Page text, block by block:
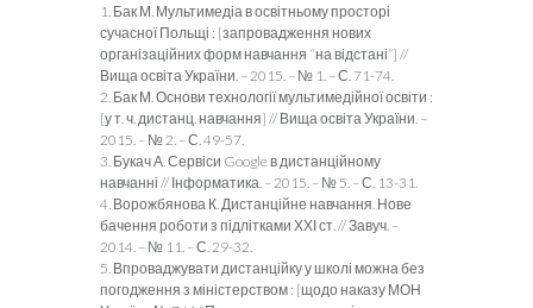
1. Бак М. Мультимедіа в освітньому просторі
сучасної Польщі : [запровадження нових
організаційних форм навчання “на відстані”] //
Вища освіта України. – 2015. – № 1. – С. 71-74.
2. Бак М. Основи технології мультимедійної освіти :
[у т. ч. дистанц. навчання] // Вища освіта України. –
2015. – № 2. – С. 49-57.
3. Букач А. Сервіси Google в дистанційному
навчанні // Інформатика. – 2015. – № 5. – С. 13-31.
4. Ворожбянова К. Дистанційне навчання. Нове
бачення роботи з підлітками ХХІ ст. // Завуч. –
2014. – № 11. – С. 29-32.
5. Впроваджувати дистанційку у школі можна без
погодження з міністерством : [щодо наказу МОН